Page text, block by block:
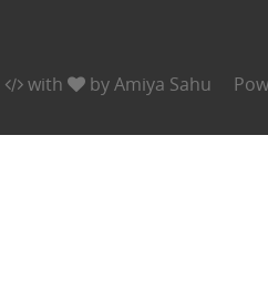
with byAmiya Sahu